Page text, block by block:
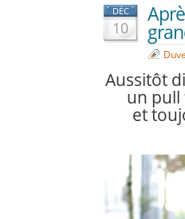
DÉC
10
Aussitôt
un pull
et